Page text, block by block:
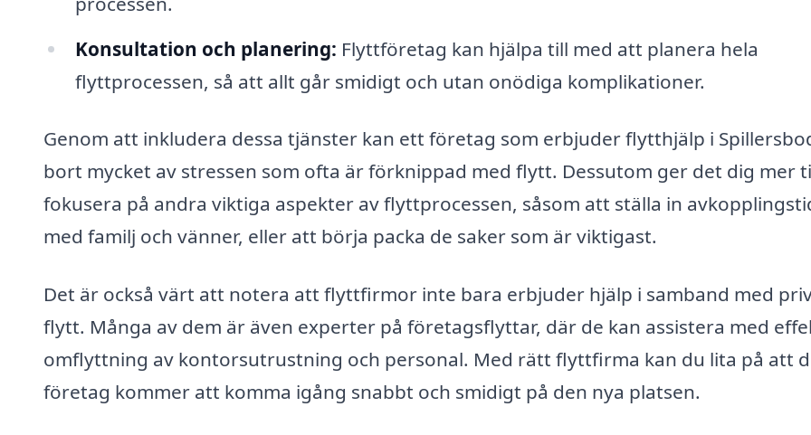
Konsultation och planering: Flyttföretag kan hjälpa till med att planera hela
flyttprocessen, så att allt går smidigt och utan onödiga komplikationer.
Genom att inkludera dessa tjänster kan ett företag som erbjuder flytthjälp i
bort mycket av stressen som ofta är förknippad med flytt. Dessutom ger det dig mer
fokusera på andra viktiga aspekter av flyttprocessen, såsom att ställa in
med familj och vänner, eller att börja packa de saker som är viktigast.
Det är också värt att notera att flyttfirmor inte bara erbjuder hjälp i samband med
flytt. Många av dem är även experter på företagsflyttar, där de kan assistera med
omflyttning av kontorsutrustning och personal. Med rätt flyttfirma kan du lita på att
företag kommer att komma igång snabbt och smidigt på den nya platsen.